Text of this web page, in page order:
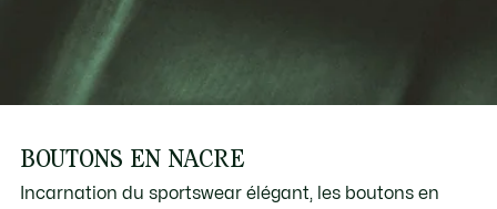
BOUTONS EN NACRE
Incarnation du sportswear élégant, les boutons en